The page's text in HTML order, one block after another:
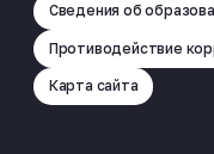
Сведения об
Противодействие
Карта сайта